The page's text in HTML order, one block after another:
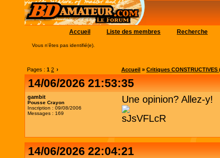
Accueil Liste des membres Recherche
Vous n'êtes pas identifié(e).
Pages : 1 2 › Accueil » Critiques
14/06/2026 21:53:35
gambit
Pousse Crayon
Inscription : 09/08/2006
Messages : 169
Une opinion? Allez-y!
14/06/2026 22:04:21